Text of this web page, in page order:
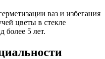
ваз и избегания
цветы в стекле
более 5 лет.